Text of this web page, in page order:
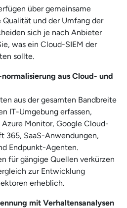
über gemeinsame
und der Umfang der
sich je nach Anbieter
was ein Cloud-SIEM der
sollte.
aus Cloud- und
aus der gesamten Bandbreite
IT-Umgebung erfassen,
Azure Monitor, Google Cloud-
365, SaaS-Anwendungen,
Endpunkt-Agenten.
für gängige Quellen verkürzen
zur Entwicklung
erheblich.
mit Verhaltensanalysen